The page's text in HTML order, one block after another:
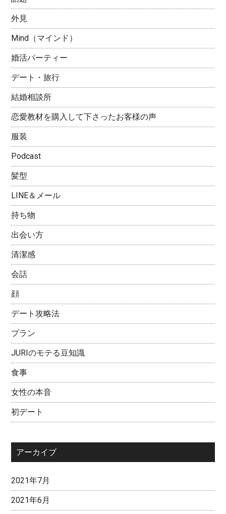
外見
Mind（マインド）
婚活パーティー
デート・旅行
結婚相談所
恋愛教材を購入して下さったお客様の声
服装
Podcast
髪型
LINE＆メール
持ち物
出会い方
清潔感
会話
顔
デート攻略法
プラン
JURIのモテる豆知識
食事
女性の本音
初デート
アーカイブ
2021年7月
2021年6月